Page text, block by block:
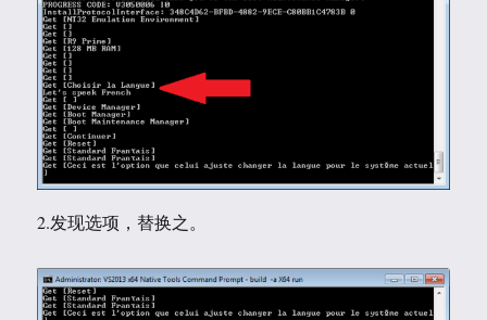
2.发现选项，替换之。